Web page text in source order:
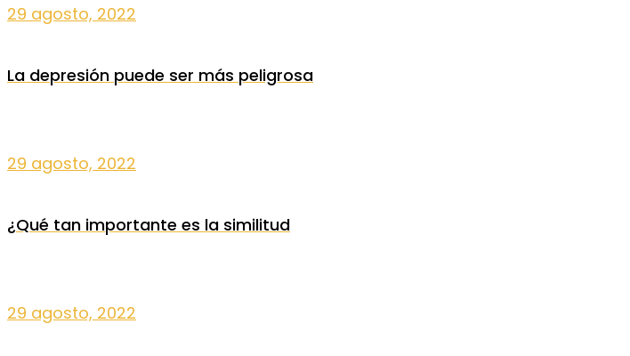
29 agosto, 2022
La depresión puede ser más peligrosa
29 agosto, 2022
¿Qué tan importante es la similitud
29 agosto, 2022